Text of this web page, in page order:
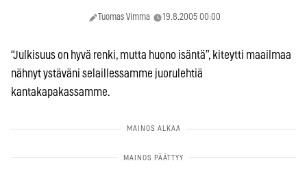
Tuomas Vimma 19.8.2005 00:00
“Julkisuus on hyvä renki, mutta huono isäntä”, kiteytti maailmaa
nähnyt ystäväni selaillessamme juorulehtiä
kantakapakassamme.